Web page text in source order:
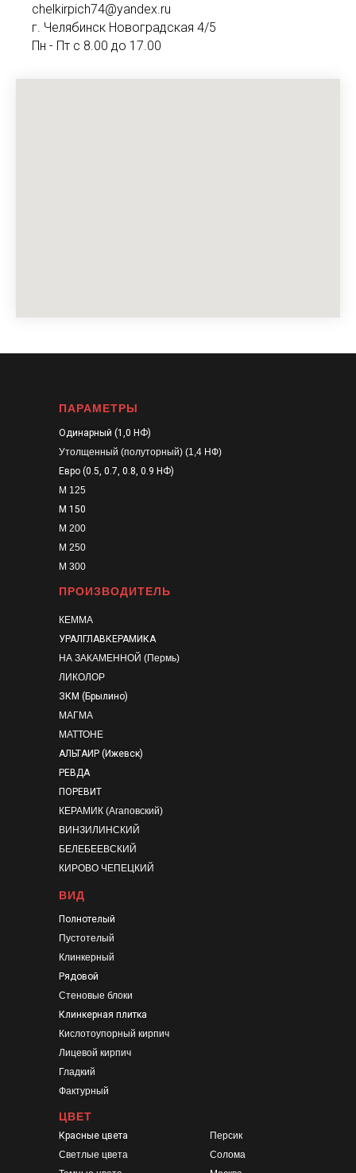
chelkirpich74@yandex.ru
г. Челябинск Новоградская 4/5
Пн - Пт с 8.00 до 17.00
ПАРАМЕТРЫ
Одинарный (1,0 НФ)
Утолщенный (полуторный) (1,4 НФ)
Евро (0.5, 0.7, 0.8, 0.9 НФ)
М 125
М 150
М 200
М 250
М 300
ПРОИЗВОДИТЕЛЬ
КЕММА
УРАЛГЛАВКЕРАМИКА
НА ЗАКАМЕННОЙ (Пермь)
ЛИКОЛОР
ЗКМ (Брылино)
МАГМА
МАТТОНЕ
АЛЬТАИР (Ижевск)
РЕВДА
ПОРЕВИТ
КЕРАМИК (Агаповский)
ВИНЗИЛИНСКИЙ
БЕЛЕБЕЕВСКИЙ
КИРОВО ЧЕПЕЦКИЙ
ВИД
ЦВЕТ
Красные цвета
Светлые цвета
Полнотелый
Пустотелый
Клинкерный
Рядовой
Стеновые блоки
Клинкерная плитка
Кислотоупорный кирпич
Лицевой кирпич
Гладкий
Фактурный
Персик
Солома